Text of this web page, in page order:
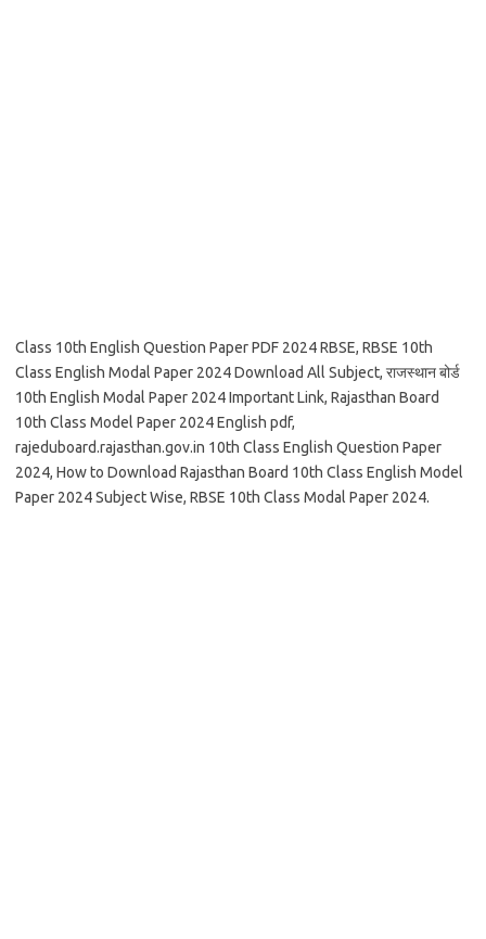
Class 10th English Question Paper PDF 2024 RBSE, RBSE 10th
Class English Modal Paper 2024 Download All Subject, राजस्थान बोर्ड
10th English Modal Paper 2024 Important Link, Rajasthan Board
10th Class Model Paper 2024 English pdf,
rajeduboard.rajasthan.gov.in 10th Class English Question Paper
2024, How to Download Rajasthan Board 10th Class English Model
Paper 2024 Subject Wise, RBSE 10th Class Modal Paper 2024.